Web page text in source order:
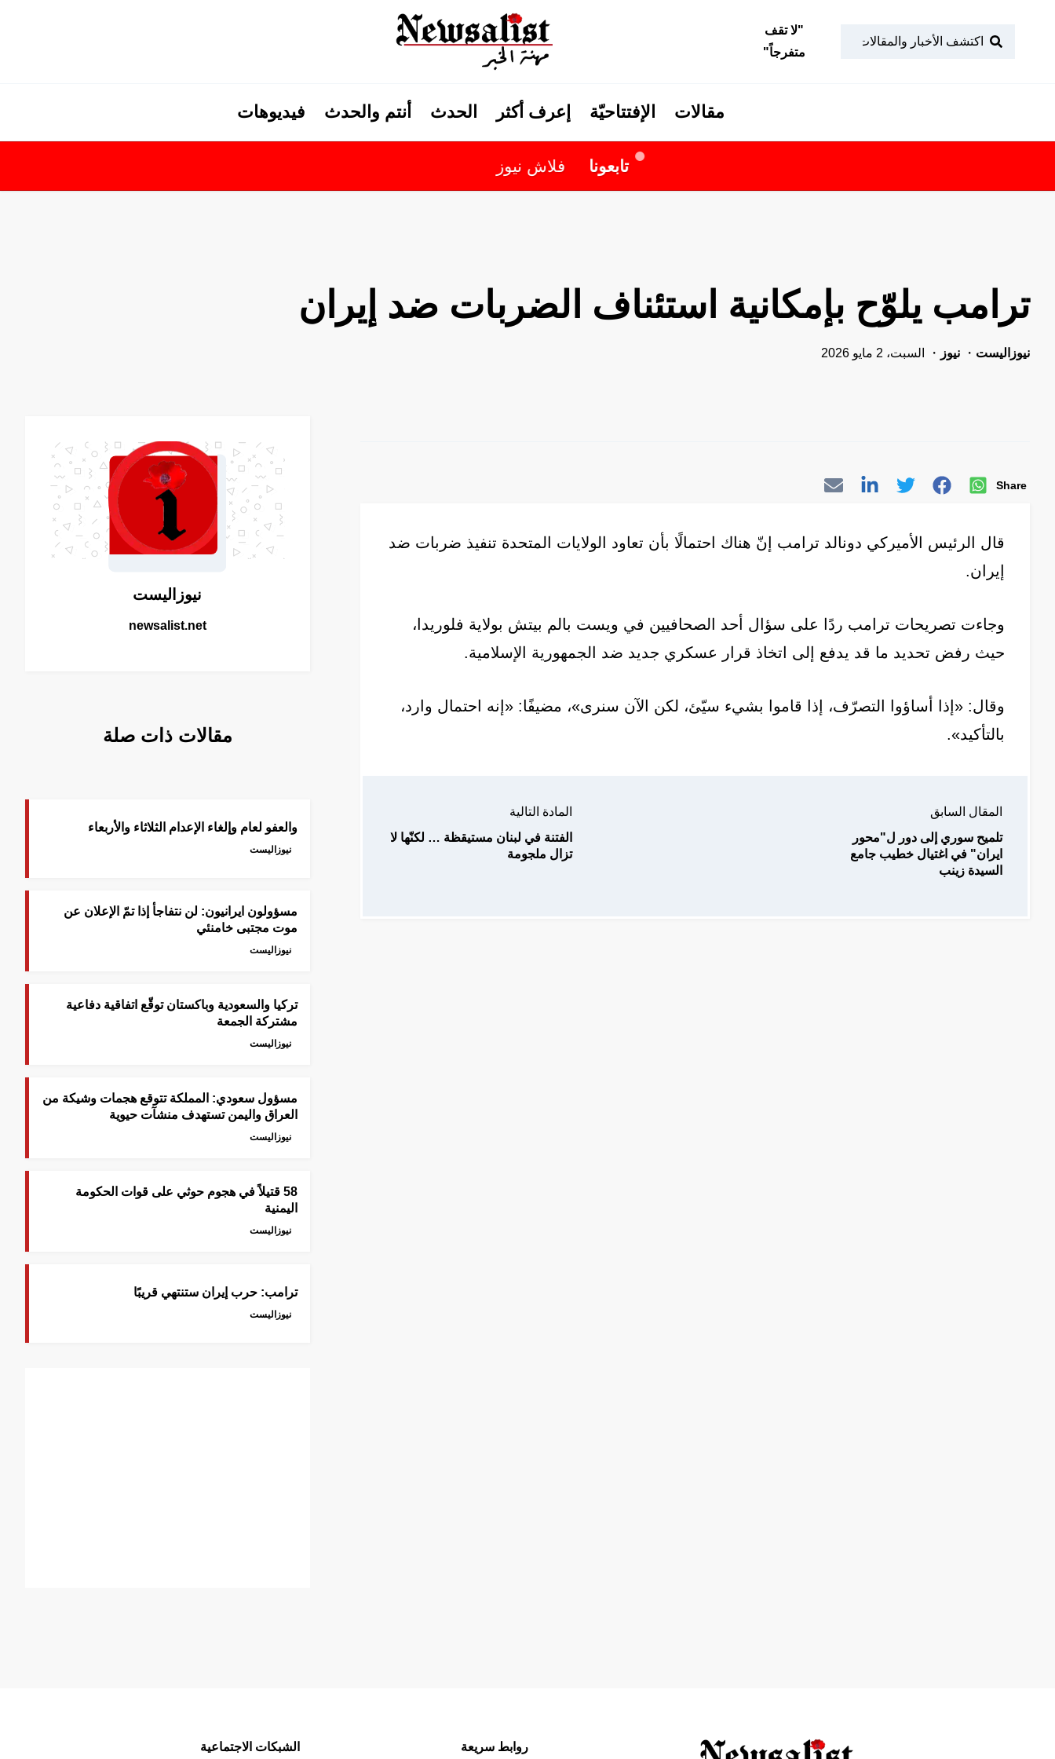
"لا تقف
متفرجاً"
مقالات الإفتتاحيّة إعرف أكثر الحدث أنتم والحدث فيديوهات
فلاش نيوز
ترامب يلوّح بإمكانية استئناف الضربات ضد إيران
نيوزاليست نيوز السبت، 2 مايو 2026
Share
قال الرئيس الأميركي دونالد ترامب إنّ هناك احتمالًا بأن تعاود الولايات المتحدة تنفيذ ضربات ضد
إيران.
وجاءت تصريحات ترامب ردًا على سؤال أحد الصحافيين في ويست بالم بيتش بولاية فلوريدا،
حيث رفض تحديد ما قد يدفع إلى اتخاذ قرار عسكري جديد ضد الجمهورية الإسلامية.
وقال: «إذا أساؤوا التصرّف، إذا قاموا بشيء سيّئ، لكن الآن سنرى»، مضيفًا: «إنه احتمال وارد،
بالتأكيد».
المقال السابق
تلميح سوري إلى دور ل"محور
ايران" في اغتيال خطيب جامع
السيدة زينب
المادة التالية
الفتنة في لبنان مستيقظة … لكنّها لا
تزال ملجومة
نيوزاليست
newsalist.net
مقالات ذات صلة
والعفو لعام وإلغاء الإعدام الثلاثاء والأربعاء
نيوزاليست
مسؤولون ايرانيون: لن نتفاجأ إذا تمّ الإعلان عن
موت مجتبى خامنئي
نيوزاليست
‎تركيا والسعودية وباكستان توقّع اتفاقية دفاعية
مشتركة الجمعة
نيوزاليست
‎مسؤول سعودي: المملكة تتوقع هجمات وشيكة من
العراق واليمن تستهدف منشآت حيوية
نيوزاليست
58 قتيلاً في هجوم حوثي على قوات الحكومة
اليمنية
نيوزاليست
ترامب: حرب إيران ستنتهي قريبًا
نيوزاليست
روابط سريعة الشبكات الاجتماعية